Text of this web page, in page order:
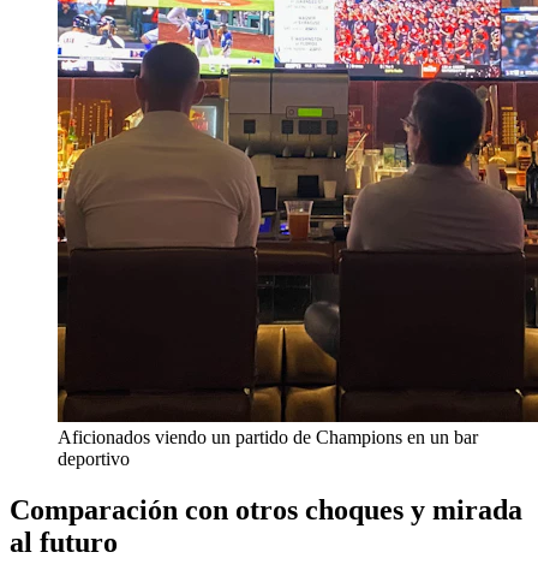
Aficionados viendo un partido de Champions en un bar
deportivo
Comparación con otros choques y mirada
al futuro